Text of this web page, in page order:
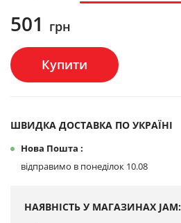
501 грн
Купити
ШВИДКА ДОСТАВКА ПО УКРАЇНІ
Нова Пошта :
відправимо в понеділок 10.08
НАЯВНІСТЬ У МАГАЗИНАХ JAM: